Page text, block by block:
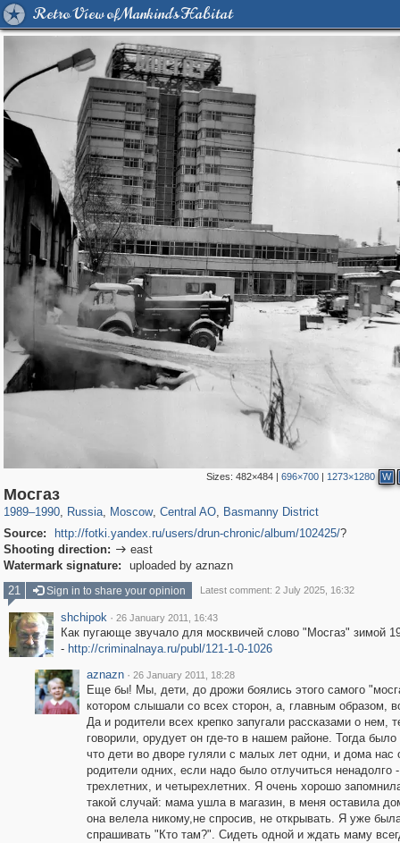
Retro View of Mankind's Habitat
Sizes: 482×484| 696×700| 1273×1280 W
Мосгаз
1989–1990, Russia, Moscow
319,861
, Central AO, Basmanny District
Source: http://fotki.yandex.ru/users/drun-chronic/album/102425/?
Shooting direction:  east
Watermark signature:
uploaded by aznazn
21
Sign in to share your opinion Latest comment: 2 July 2025, 16:32
shchipok · 26 January 2011, 16:43
Как пугающе звучало для москвичей слово "Мосгаз" зимой
- http://criminalnaya.ru/publ/121-1-0-1026
aznazn · 26 January 2011, 18:28
Еще бы! Мы, дети, до дрожи боялись этого самого
котором слышали со всех сторон, а, главным образом,
Да и родители всех крепко запугали рассказами о нем,
говорили, орудует он где-то в нашем районе. Тогда было
что дети во дворе гуляли с малых лет одни, и дома нас
родители одних, если надо было отлучиться ненадолго
трехлетних, и четырехлетних. Я очень хорошо
такой случай: мама ушла в магазин, в меня оставила
она велела никому,не спросив, не открывать. Я уже
спрашивать "Кто там?". Сидеть одной и ждать маму